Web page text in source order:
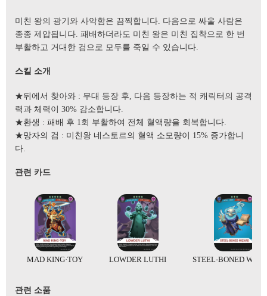
미친 왕의 광기와 사악함은 끔찍합니다. 다음으로 싸울 사람은
종종 제압됩니다. 패배하더라도 미친 왕은 미친 집착으로 한 번
부활하고 거대한 검으로 모두를 죽일 수 있습니다.
스킬 소개
★뒤에서 찾아와 : 무대 등장 후, 다음 등장하는 적 캐릭터의 공격
력과 체력이 30% 감소합니다.
★환생 : 패배 후 1회 부활하여 전체 혈액량을 회복합니다.
★망자의 검 : 미친왕 네스토르의 혈액 소모량이 15% 증가합니
다.
관련 카드
MAD KING·TOY LOWDER LUTHI STEEL-BONED
관련 소품